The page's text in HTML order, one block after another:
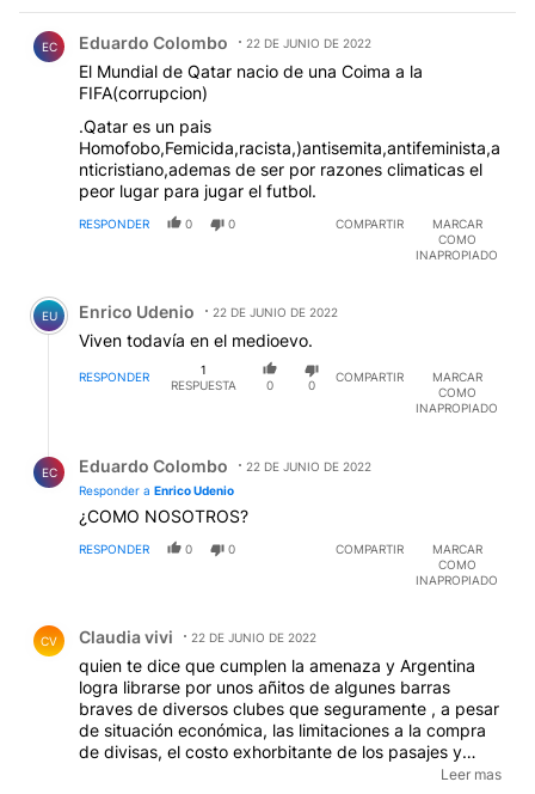
EC Eduardo Colombo 22 DE JUNIO DE 2022
El Mundial de Qatar nacio de una Coima a la
FIFA(corrupcion)
.Qatar es un pais
Homofobo,Femicida,racista,)antisemita,antifeminista,a
nticristiano,ademas de ser por razones climaticas el
peor lugar para jugar el futbol.
RESPONDER 0 0 COMPARTIR
MARCAR
COMO
INAPROPIADO
Comentario de Enrico Udenio.
EU Enrico Udenio 22 DE JUNIO DE 2022
Viven todavía en el medioevo.
RESPONDER
1
RESPUESTA
0 0
COMPARTIR
MARCAR
COMO
INAPROPIADO
EC Eduardo Colombo
22 DE JUNIO DE 2022
Responder a Enrico Udenio
¿COMO NOSOTROS?
RESPONDER 0 0 COMPARTIR
MARCAR
COMO
INAPROPIADO
CV Claudia vivi 22 DE JUNIO DE 2022
quien te dice que cumplen la amenaza y Argentina
logra librarse por unos añitos de algunes barras
braves de diversos clubes que seguramente , a pesar
de situación económica, las limitaciones a la compra
de divisas, el costo exhorbitante de los pasajes y
Leer mas